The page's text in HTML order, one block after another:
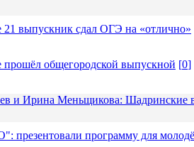
выпускник сдал ОГЭ на «отлично»
общегородской выпускной [0]
и Ирина Меньщикова: Шадринские
презентовали программу для